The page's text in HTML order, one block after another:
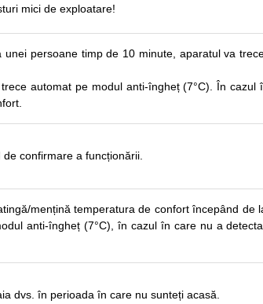
mici de exploatare!
persoane timp de 10 minute, aparatul va
automat pe modul anti-îngheț (7°C). În cazul
confirmare a funcționării.
mențină temperatura de confort începând de
anti-îngheț (7°C), în cazul în care nu a
dvs. în perioada în care nu sunteți acasă.